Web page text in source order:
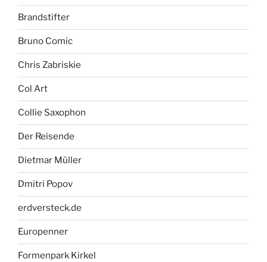
Brandstifter
Bruno Comic
Chris Zabriskie
Col Art
Collie Saxophon
Der Reisende
Dietmar Müller
Dmitri Popov
erdversteck.de
Europenner
Formenpark Kirkel